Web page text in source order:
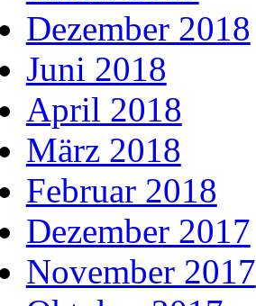
Dezember 2018
Juni 2018
April 2018
März 2018
Februar 2018
Dezember 2017
November 2017